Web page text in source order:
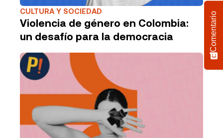
CULTURA Y SOCIEDAD
Violencia de género en Colombia:
un desafío para la democracia
Comentario